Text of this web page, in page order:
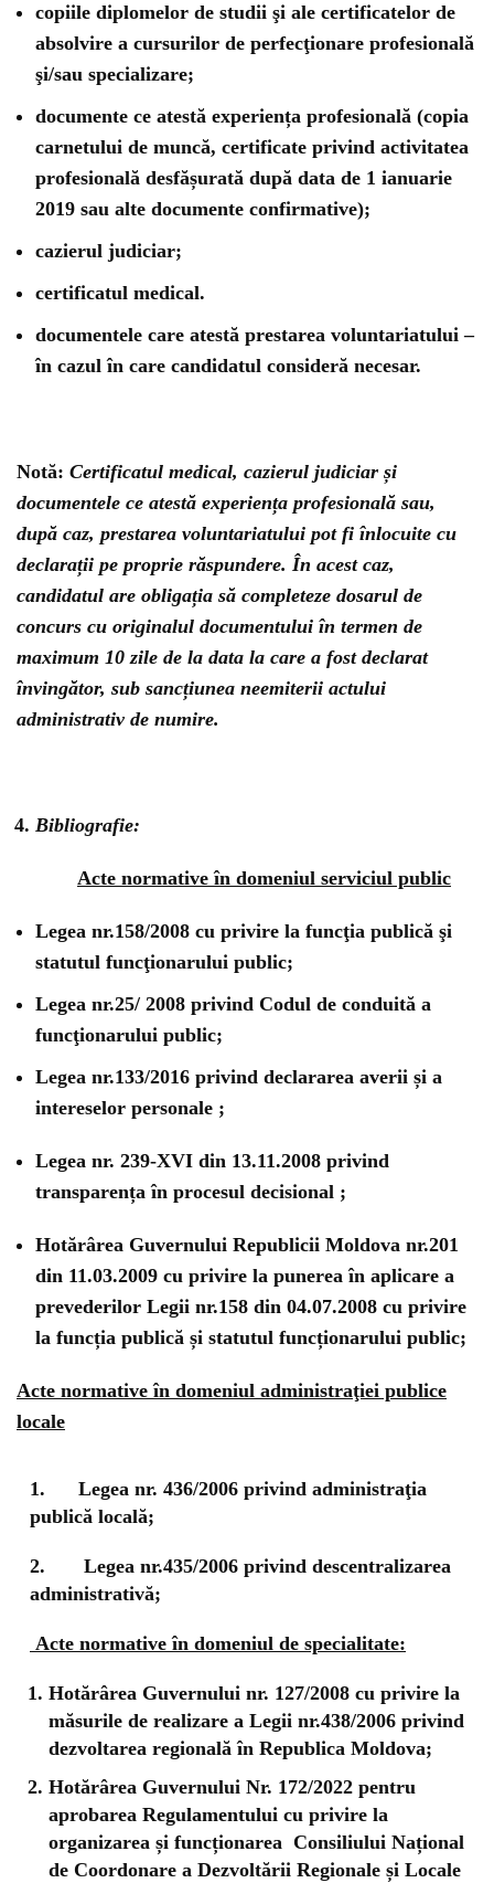
copiile diplomelor de studii şi ale certificatelor de
absolvire a cursurilor de perfecţionare profesională
şi/sau specializare;
documente ce atestă experiența profesională (copia
carnetului de muncă, certificate privind activitatea
profesională desfășurată după data de 1 ianuarie
2019 sau alte documente confirmative);
cazierul judiciar;
certificatul medical.
documentele care atestă prestarea voluntariatului –
în cazul în care candidatul consideră necesar.
Notă: Certificatul medical, cazierul judiciar și
documentele ce atestă experiența profesională sau,
după caz, prestarea voluntariatului pot fi înlocuite cu
declarații pe proprie răspundere. În acest caz,
candidatul are obligația să completeze dosarul de
concurs cu originalul documentului în termen de
maximum 10 zile de la data la care a fost declarat
învingător, sub sancțiunea neemiterii actului
administrativ de numire.
Bibliografie:
Acte normative în domeniul serviciul public
Legea nr.158/2008 cu privire la funcţia publică şi
statutul funcţionarului public;
Legea nr.25/ 2008 privind Codul de conduită a
funcţionarului public;
Legea nr.133/2016 privind declararea averii și a
intereselor personale ;
Legea nr. 239-XVI din 13.11.2008 privind
transparența în procesul decisional ;
Hotărârea Guvernului Republicii Moldova nr.201
din 11.03.2009 cu privire la punerea în aplicare a
prevederilor Legii nr.158 din 04.07.2008 cu privire
la funcția publică și statutul funcționarului public;
Acte normative în domeniul administraţiei publice
locale
1. Legea nr. 436/2006 privind administraţia
publică locală;
2. Legea nr.435/2006 privind descentralizarea
administrativă;
Acte normative în domeniul de specialitate:
Hotărârea Guvernului nr. 127/2008 cu privire la
măsurile de realizare a Legii nr.438/2006 privind
dezvoltarea regională în Republica Moldova;
Hotărârea Guvernului Nr. 172/2022 pentru
aprobarea Regulamentului cu privire la
organizarea și funcționarea Consiliului Național
de Coordonare a Dezvoltării Regionale și Locale